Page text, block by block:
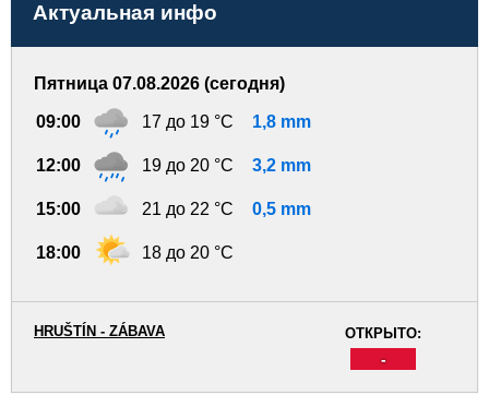
Актуальная инфо
Пятница 07.08.2026 (сегодня)
09:00 17 до 19 °C 1,8 mm
12:00 19 до 20 °C 3,2 mm
15:00 21 до 22 °C 0,5 mm
18:00 18 до 20 °C
ОТКРЫТО:
-
HRUŠTÍN - ZÁBAVA